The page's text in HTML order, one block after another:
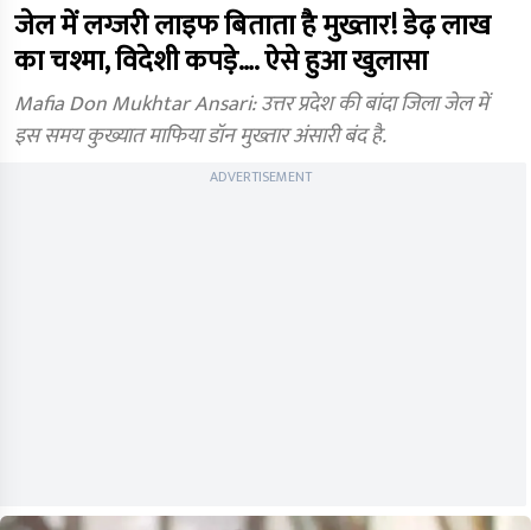
जेल में लग्जरी लाइफ बिताता है मुख्तार! डेढ़ लाख
का चश्मा, विदेशी कपड़े…. ऐसे हुआ खुलासा
Mafia Don Mukhtar Ansari: उत्तर प्रदेश की बांदा जिला जेल में
इस समय कुख्यात माफिया डॉन मुख्तार अंसारी बंद है.
ADVERTISEMENT